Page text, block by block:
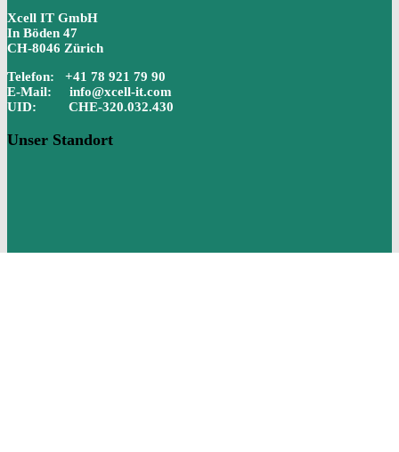
Xcell IT GmbH
In Böden 47
CH-8046 Zürich
Telefon: +41 78 921 79 90
E-Mail: info@xcell-it.com
UID: CHE-320.032.430
Unser Standort